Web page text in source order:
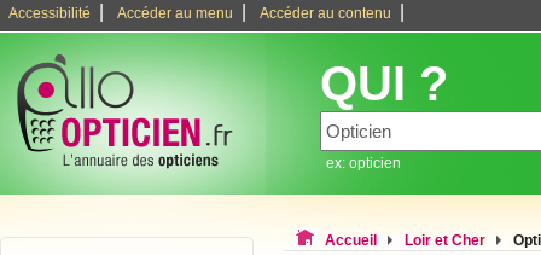
Accessibilité Accéder au menu Accéder au contenu
QUI ?
ex: opticien
Accueil Loir et Cher